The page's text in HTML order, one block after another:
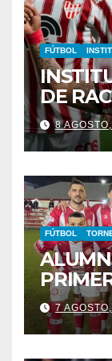
FÚTBOL
DE
ALTA
8
FÚTBOL
7